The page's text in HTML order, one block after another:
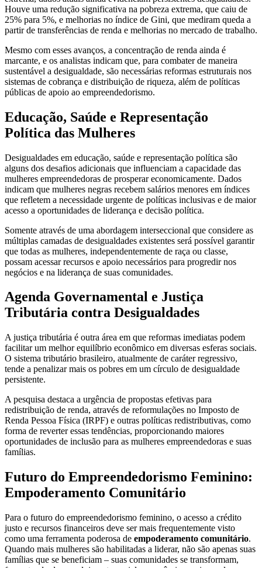
Houve uma redução significativa na pobreza extrema, que caiu de
25% para 5%, e melhorias no índice de Gini, que mediram queda a
partir de transferências de renda e melhorias no mercado de trabalho.
Mesmo com esses avanços, a concentração de renda ainda é
marcante, e os analistas indicam que, para combater de maneira
sustentável a desigualdade, são necessárias reformas estruturais nos
sistemas de cobrança e distribuição de riqueza, além de políticas
públicas de apoio ao empreendedorismo.
Educação, Saúde e Representação
Política das Mulheres
Desigualdades em educação, saúde e representação política são
alguns dos desafios adicionais que influenciam a capacidade das
mulheres empreendedoras de prosperar economicamente. Dados
indicam que mulheres negras recebem salários menores em índices
que refletem a necessidade urgente de políticas inclusivas e de maior
acesso a oportunidades de liderança e decisão política.
Somente através de uma abordagem interseccional que considere as
múltiplas camadas de desigualdades existentes será possível garantir
que todas as mulheres, independentemente de raça ou classe,
possam acessar recursos e apoio necessários para progredir nos
negócios e na liderança de suas comunidades.
Agenda Governamental e Justiça
Tributária contra Desigualdades
A justiça tributária é outra área em que reformas imediatas podem
facilitar um melhor equilíbrio econômico em diversas esferas sociais.
O sistema tributário brasileiro, atualmente de caráter regressivo,
tende a penalizar mais os pobres em um círculo de desigualdade
persistente.
A pesquisa destaca a urgência de propostas efetivas para
redistribuição de renda, através de reformulações no Imposto de
Renda Pessoa Física (IRPF) e outras políticas redistributivas, como
forma de reverter essas tendências, proporcionando maiores
oportunidades de inclusão para as mulheres empreendedoras e suas
famílias.
Futuro do Empreendedorismo Feminino:
Empoderamento Comunitário
Para o futuro do empreendedorismo feminino, o acesso a crédito
justo e recursos financeiros deve ser mais frequentemente visto
como uma ferramenta poderosa de empoderamento comunitário.
Quando mais mulheres são habilitadas a liderar, não são apenas suas
famílias que se beneficiam – suas comunidades se transformam,